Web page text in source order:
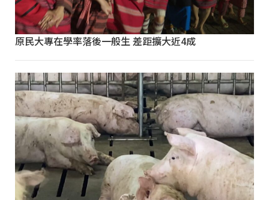
原民大專在學率落後一般生 差距擴大近4成